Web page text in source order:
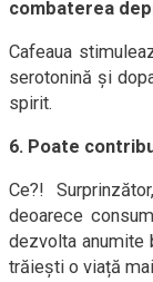
combaterea
Cafeaua
serotonină și
spirit.
6. Poate
Ce?!
deoarece
dezvolta anumite
trăiești o viață